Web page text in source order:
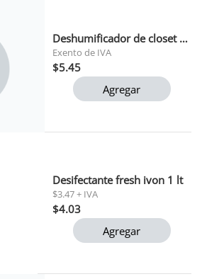
Deshumificador de closet quicksec (sobre)
Exento de IVA
$5.45
Agregar
Desifectante fresh ivon 1 lt
$3.47 + IVA
$4.03
Agregar